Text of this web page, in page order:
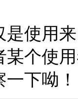
是使用
个使
下呦！